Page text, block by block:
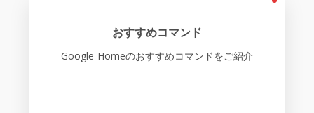
おすすめコマンド
Google Homeのおすすめコマンドをご紹介